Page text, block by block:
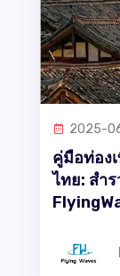
2025-
คู่มือท่อง
ไทย: สำ